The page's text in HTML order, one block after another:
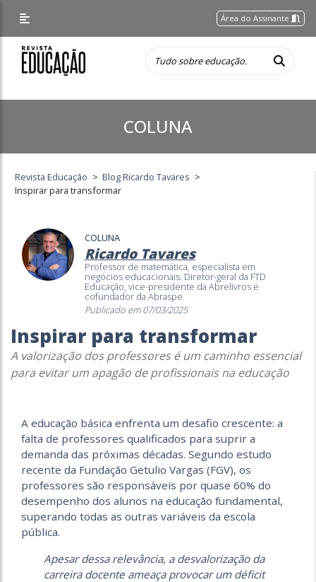
Área do Assinante
COLUNA
Revista Educação > Blog Ricardo Tavares >
Inspirar para transformar
COLUNA
Ricardo Tavares
Professor de matemática, especialista em
negócios educacionais. Diretor-geral da FTD
Educação, vice-presidente da Abrelivros e
cofundador da Abraspe
Publicado em 07/03/2025
Inspirar para transformar
A valorização dos professores é um caminho essencial
para evitar um apagão de profissionais na educação
A educação básica enfrenta um desafio crescente: a
falta de professores qualificados para suprir a
demanda das próximas décadas. Segundo estudo
recente da Fundação Getulio Vargas (FGV), os
professores são responsáveis por quase 60% do
desempenho dos alunos na educação fundamental,
superando todas as outras variáveis da escola
pública.
Apesar dessa relevância, a desvalorização da
carreira docente ameaça provocar um déficit